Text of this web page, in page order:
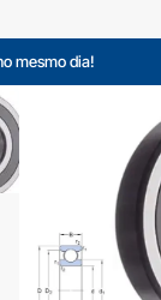
mesmo dia!